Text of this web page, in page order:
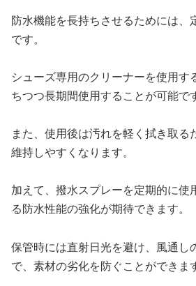
防水機能を長持ちさせるためには、
です。
シューズ専用のクリーナーを使用す
ちつつ長期間使用することが可能で
また、使用後は汚れを軽く拭き取る
維持しやすくなります。
加えて、撥水スプレーを定期的に使
る防水性能の強化が期待できます。
保管時には直射日光を避け、風通し
で、素材の劣化を防ぐことができま